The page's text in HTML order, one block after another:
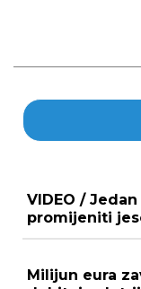
VIDEO /
promijeniti
Milijun eura